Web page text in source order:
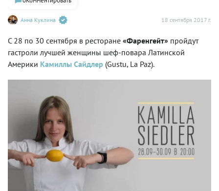
Анна Куклина 18 сентября 2017 г.
С 28 по 30 сентября в ресторане «Фаренгейт» пройдут
гастроли лучшей женщины шеф-повара Латинской
Америки Камиллы Сайдлер (Gustu, La Paz).